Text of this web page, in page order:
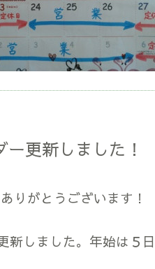
更新しました！
りがとうございます！
新しました。年始は５